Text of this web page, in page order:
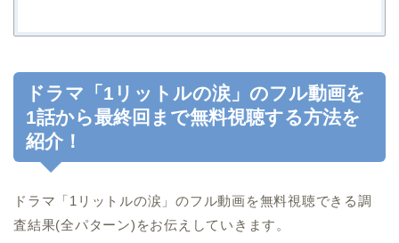
ドラマ「1リットルの涙」のフル動画を
1話から最終回まで無料視聴する方法を
紹介！
ドラマ「1リットルの涙」のフル動画を無料視聴できる調
査結果(全パターン)をお伝えしていきます。